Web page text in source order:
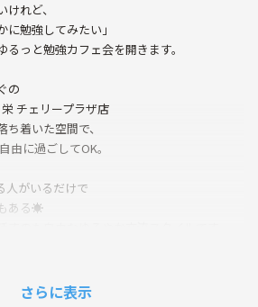
けれど、
勉強してみたい」
っと勉強カフェ会を開きます。
の
チェリープラザ店
着いた空間で、
由に過ごしてOK。
人がいるだけで
ある☀️
さらに表示